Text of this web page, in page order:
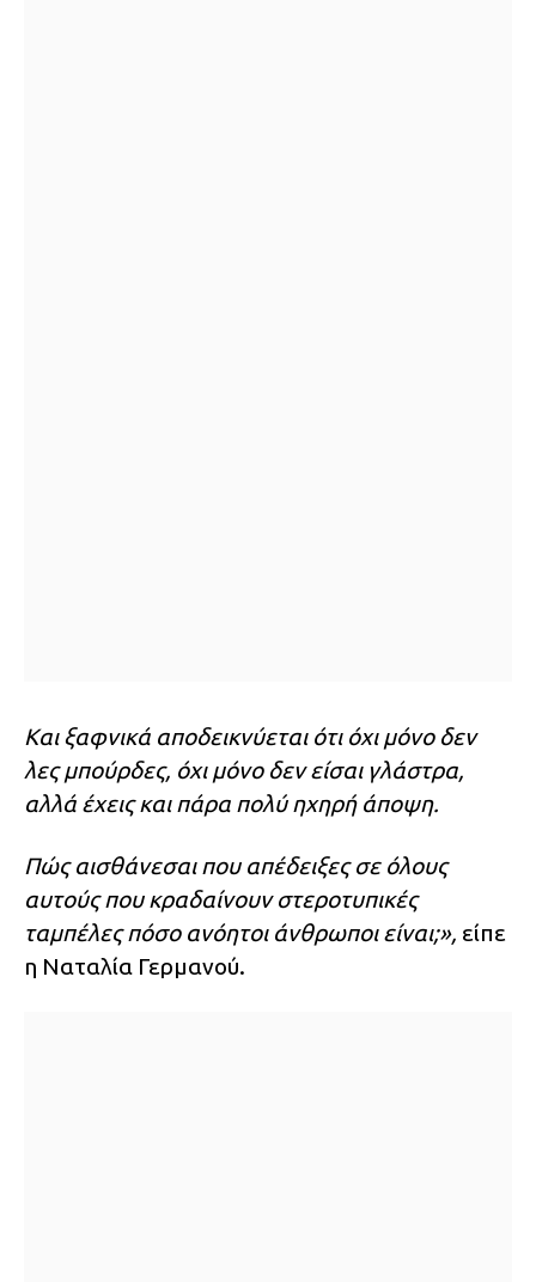
Και ξαφνικά αποδεικνύεται ότι όχι μόνο δεν
λες μπούρδες, όχι μόνο δεν είσαι γλάστρα,
αλλά έχεις και πάρα πολύ ηχηρή άποψη.
Πώς αισθάνεσαι που απέδειξες σε όλους
αυτούς που κραδαίνουν στεροτυπικές
ταμπέλες πόσο ανόητοι άνθρωποι είναι;», είπε
η Ναταλία Γερμανού.